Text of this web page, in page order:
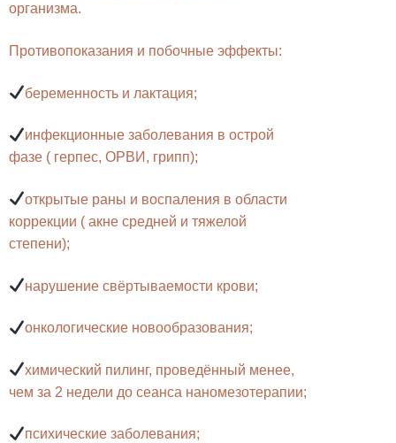
организма.
Противопоказания и побочные эффекты:
беременность и лактация;
инфекционные заболевания в острой
фазе ( герпес, ОРВИ, грипп);
открытые раны и воспаления в области
коррекции ( акне средней и тяжелой
степени);
нарушение свёртываемости крови;
онкологические новообразования;
химический пилинг, проведённый менее,
чем за 2 недели до сеанса наномезотерапии;
психические заболевания;